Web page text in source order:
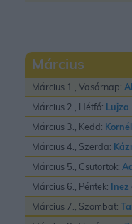
Március
Március 1., Vasárnap:
Március 2., Hétfő: Lujza
Március 3., Kedd:
Március 4., Szerda:
Március 5., Csütörtök:
Március 6., Péntek: Inez
Március 7., Szombat: